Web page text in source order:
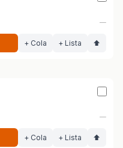
—
+ Cola + Lista ⬆
—
+ Cola + Lista ⬆